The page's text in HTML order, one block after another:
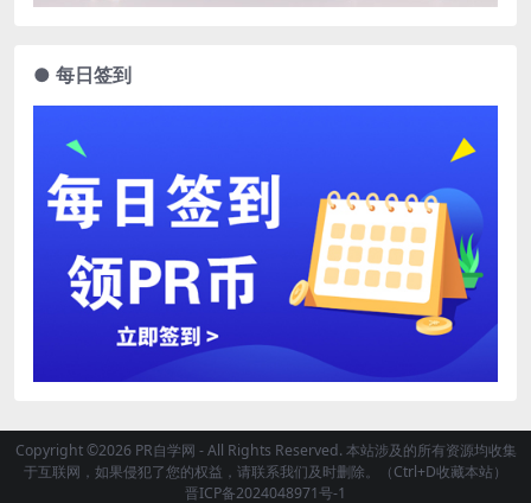
● 每日签到
Copyright ©2026 PR自学网 - All Rights Reserved. 本站涉及的所有资源均收集
于互联网，如果侵犯了您的权益，请联系我们及时删除。（Ctrl+D收藏本站）
晋ICP备2024048971号-1